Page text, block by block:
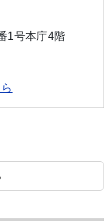
1号本庁4階